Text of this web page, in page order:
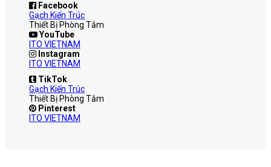
Facebook
Gạch Kiến Trúc
Thiết Bị Phòng Tắm
YouTube
ITO VIETNAM
Instagram
ITO VIETNAM
TikTok
Gạch Kiến Trúc
Thiết Bị Phòng Tắm
Pinterest
ITO VIETNAM